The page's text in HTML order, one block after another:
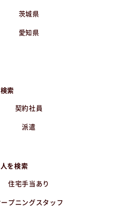
茨城県
愛知県
索
契約社員
派遣
を検索
住宅手当あり
ープニングスタッフ